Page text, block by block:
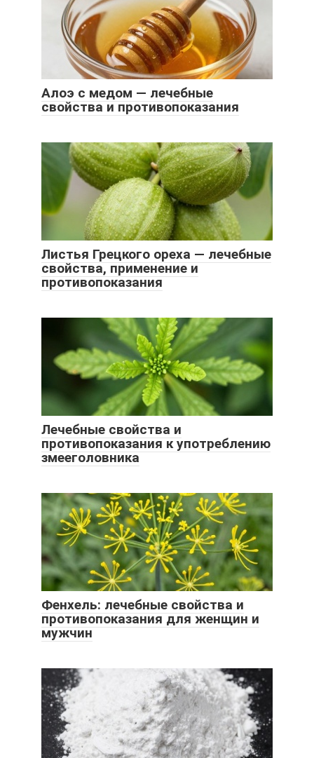
Алоэ с медом — лечебные
свойства и противопоказания
Листья Грецкого ореха — лечебные
свойства, применение и
противопоказания
Лечебные свойства и
противопоказания к употреблению
змееголовника
Фенхель: лечебные свойства и
противопоказания для женщин и
мужчин